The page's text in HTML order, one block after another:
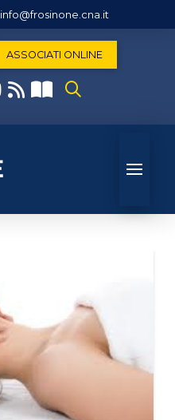
info@frosinone.cna.it
ASSOCIATI ONLINE